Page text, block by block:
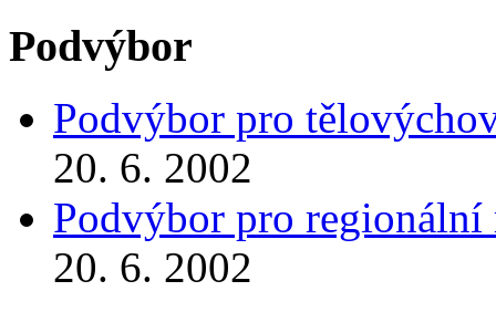
Podvýbor
Podvýbor pro
20. 6. 2002
Podvýbor pro
20. 6. 2002